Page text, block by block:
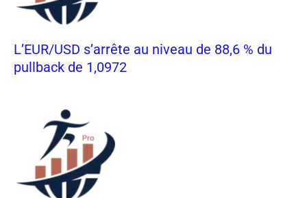
L’EUR/USD s’arrête au niveau de 88,6 % du
pullback de 1,0972